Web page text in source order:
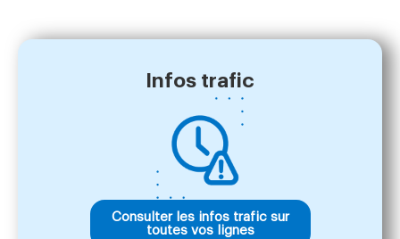
Infos trafic
Consulter les infos trafic sur
toutes vos lignes